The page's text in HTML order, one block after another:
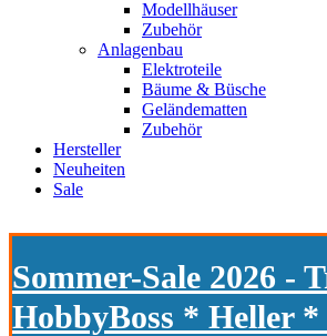
Modellhäuser
Zubehör
Anlagenbau
Elektroteile
Bäume & Büsche
Geländematten
Zubehör
Hersteller
Neuheiten
Sale
Sommer-Sale 2026 -
HobbyBoss * Heller